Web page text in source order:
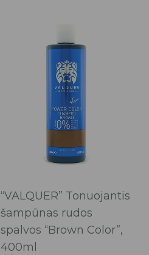
“VALQUER” Tonuojantis
šampūnas rudos
spalvos “Brown Color”,
400ml